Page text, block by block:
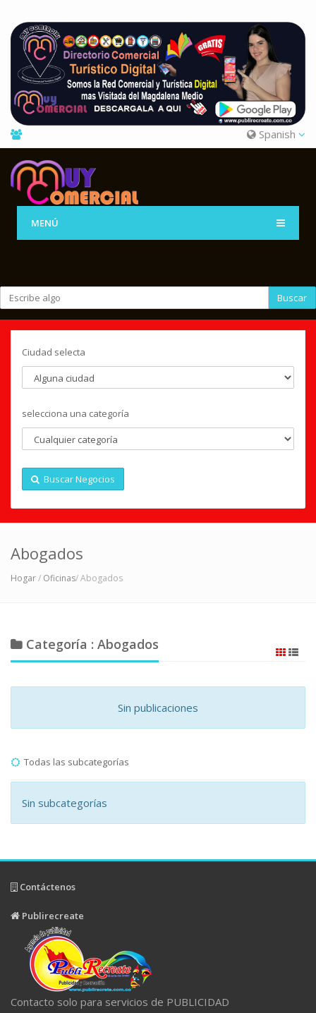
Spanish
MENÚ
Buscar
Ciudad selecta
selecciona una categoría
Buscar Negocios
Abogados
Hogar/ Oficinas/ Abogados
Categoría : Abogados
Sin publicaciones
Todas las subcategorías
Sin subcategorías
Contáctenos
Publirecreate
Contacto solo para servicios de PUBLICIDAD